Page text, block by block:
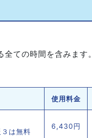
ての時間を含みます。
使用料金
は無料
6,430円